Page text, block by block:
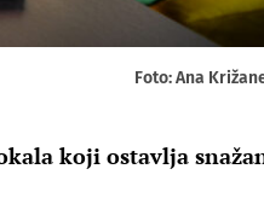
Foto: Ana
koji ostavlja